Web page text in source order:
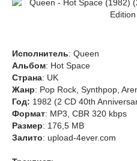
Исполнитель: Queen
Альбом: Hot Space
Страна: UK
Жанр: Pop Rock, Synthpop,
Год: 1982 (2 CD 40th
Формат: MP3, CBR 320 kbps
Размер: 176,5 MB
Залито: upload-4ever.com